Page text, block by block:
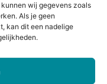
wij gegevens zoals
Als je geen
kan dit een nadelige